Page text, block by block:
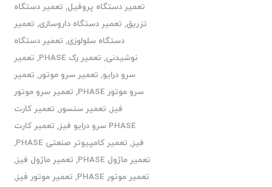
تعمیر دستگاه پروفیل, تعمیر دستگاه
تزریق, تعمیر دستگاه داروسازی, تعمیر
دستگاه سلولوزی, تعمیر دستگاه
نوشیدنی, تعمیر رک PHASE , تعمیر
سرو درایو, تعمیر سرو موتور, تعمیر
سرو موتور PHASE
, تعمیر سرو موتور
فیز, تعمیر سنسور, تعمیر کارت
PHASE سرو درایو فیز
, تعمیر کارت
فیز, تعمیر کامپیوتر صنعتی PHASE
,
تعمیر ماژول PHASE
, تعمیر ماژول فیز,
تعمیر موتور PHASE
, تعمیر موتور فیز,